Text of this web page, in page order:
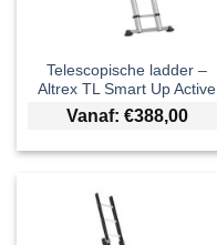
Telescopische ladder –
Altrex TL Smart Up Active
Vanaf: €388,00